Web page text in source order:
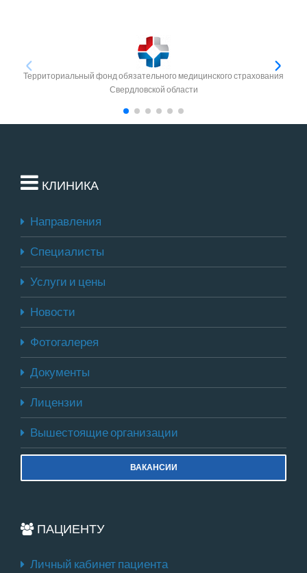
Территориальный фонд обязательного медицинского страхования
Свердловской области
КЛИНИКА
Направления
Специалисты
Услуги и цены
Новости
Фотогалерея
Документы
Лицензии
Вышестоящие организации
ВАКАНСИИ
ПАЦИЕНТУ
Личный кабинет пациента